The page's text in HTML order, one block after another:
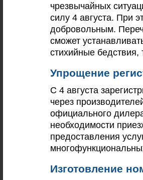
чрезвычайных
силу 4 августа. При
добровольным.
сможет
стихийные бедствия,
Упрощение
С 4 августа
через
официального
необходимости
предоставления
Изготовление